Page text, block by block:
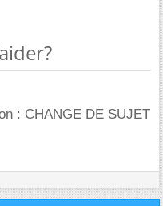
: CHANGE DE SUJET